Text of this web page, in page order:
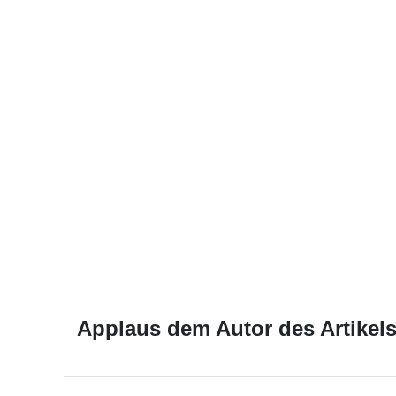
Applaus dem Autor des